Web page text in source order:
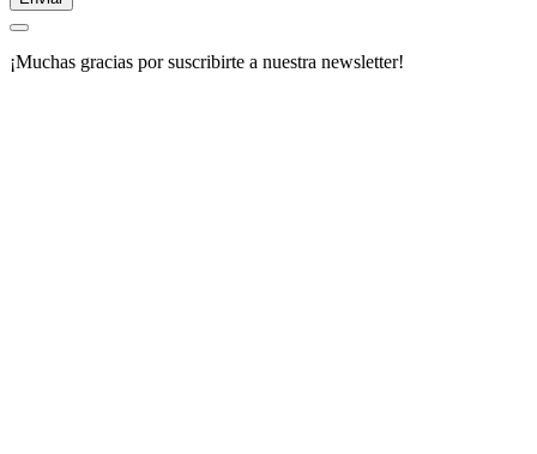
¡Muchas gracias por suscribirte a nuestra newsletter!